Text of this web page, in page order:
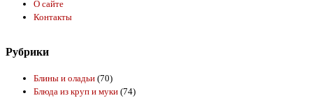
О сайте
Контакты
Рубрики
Блины и оладьи (70)
Блюда из круп и муки (74)